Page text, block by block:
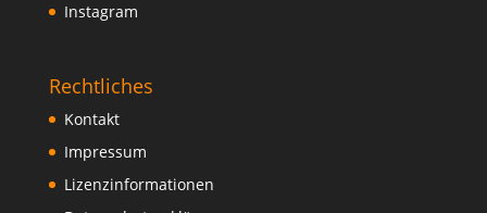
Instagram
Rechtliches
Kontakt
Impressum
Lizenzinformationen